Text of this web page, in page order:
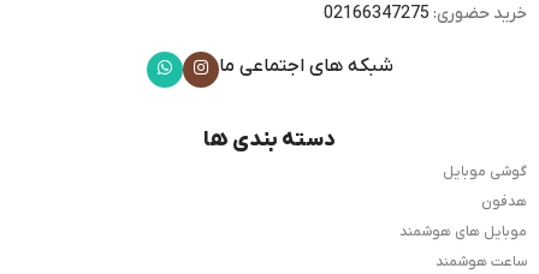
خرید حضوری: 02166347275
شبکه های اجتماعی ما
دسته بندی ها
گوشی موبایل
هدفون
موبایل های هوشمند
ساعت هوشمند